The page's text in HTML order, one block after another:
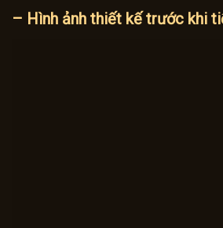
– Hình ảnh thiết kế trước khi